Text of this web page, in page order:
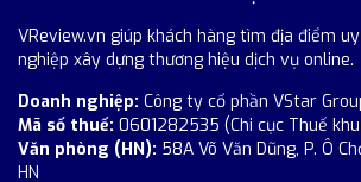
VReview.vn giúp khách hàng tìm địa điểm
nghiệp xây dựng thương hiệu dịch vụ online.
Doanh nghiệp: Công ty cổ phần VStar
Mã số thuế: 0601282535 (Chi cục Thuế
Văn phòng (HN): 58A Võ Văn Dũng, P. Ô
HN